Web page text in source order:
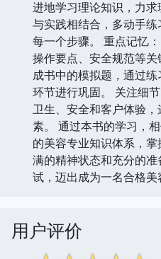
进地学习理论知识，力
与实践相结合，多动手
每一个步骤。 重点记忆
操作要点、安全规范等
成书中的模拟题，通过
环节进行巩固。 关注细
卫生、安全和客户体验
素。 通过本书的学习，
的美容专业知识体系，
满的精神状态和充分的
试，迈出成为一名合格美
用户评价